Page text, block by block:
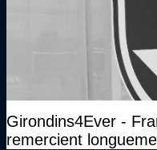
Girondins4Ever -
remercient